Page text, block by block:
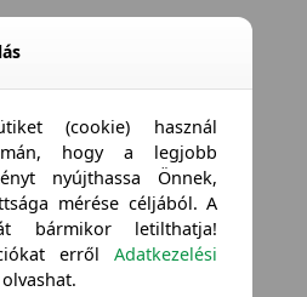
(cookie) használ
hogy a legjobb
nyújthassa Önnek,
mérése céljából. A
bármikor letilthatja!
errőlAdatkezelési